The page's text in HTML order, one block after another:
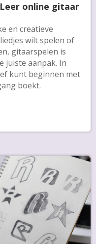
online gitaar
en creatieve
wilt spelen of
gitaarspelen is
juiste aanpak. In
kunt beginnen met
boekt.